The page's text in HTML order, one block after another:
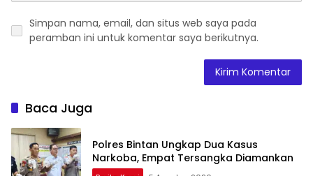
Simpan nama, email, dan situs web saya pada
peramban ini untuk komentar saya berikutnya.
Baca Juga
Polres Bintan Ungkap Dua Kasus
Narkoba, Empat Tersangka Diamankan